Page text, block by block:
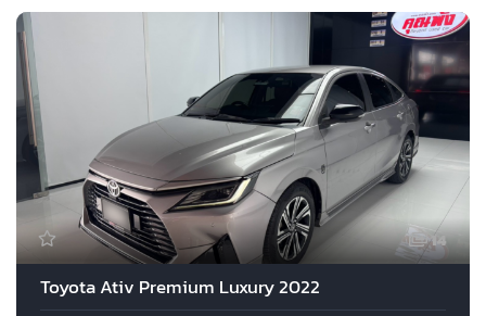
14
Toyota Ativ Premium Luxury 2022